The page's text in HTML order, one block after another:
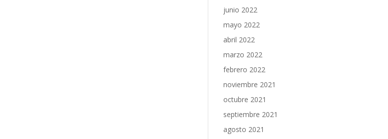
junio 2022
mayo 2022
abril 2022
marzo 2022
febrero 2022
noviembre 2021
octubre 2021
septiembre 2021
agosto 2021